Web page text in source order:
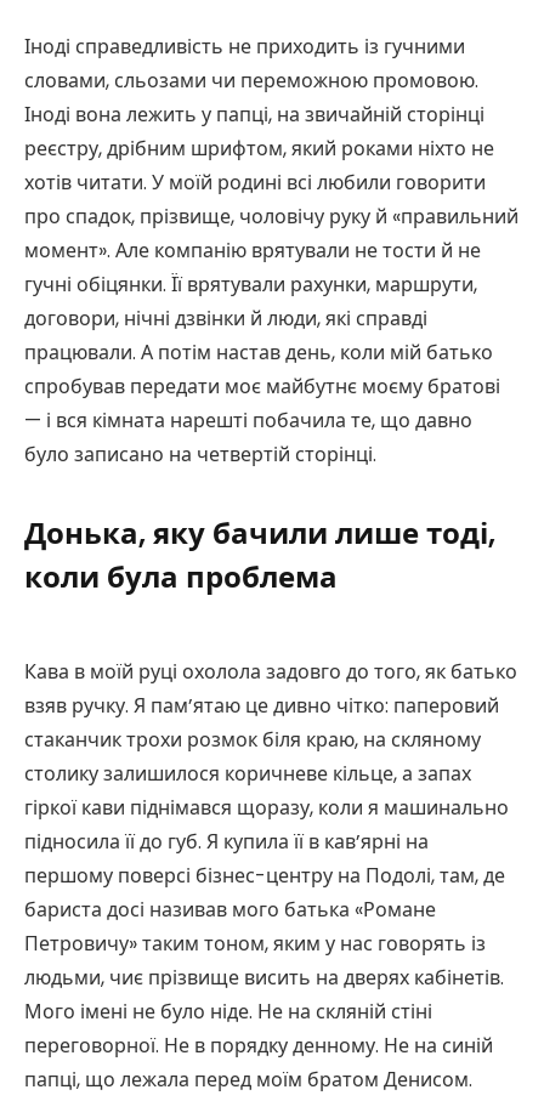
Іноді справедливість не приходить із гучними
словами, сльозами чи переможною промовою.
Іноді вона лежить у папці, на звичайній сторінці
реєстру, дрібним шрифтом, який роками ніхто не
хотів читати. У моїй родині всі любили говорити
про спадок, прізвище, чоловічу руку й «правильний
момент». Але компанію врятували не тости й не
гучні обіцянки. Її врятували рахунки, маршрути,
договори, нічні дзвінки й люди, які справді
працювали. А потім настав день, коли мій батько
спробував передати моє майбутнє моєму братові
— і вся кімната нарешті побачила те, що давно
було записано на четвертій сторінці.
Донька, яку бачили лише тоді,
коли була проблема
Кава в моїй руці охолола задовго до того, як батько
взяв ручку. Я пам’ятаю це дивно чітко: паперовий
стаканчик трохи розмок біля краю, на скляному
столику залишилося коричневе кільце, а запах
гіркої кави піднімався щоразу, коли я машинально
підносила її до губ. Я купила її в кав’ярні на
першому поверсі бізнес-центру на Подолі, там, де
бариста досі називав мого батька «Романе
Петровичу» таким тоном, яким у нас говорять із
людьми, чиє прізвище висить на дверях кабінетів.
Мого імені не було ніде. Не на скляній стіні
переговорної. Не в порядку денному. Не на синій
папці, що лежала перед моїм братом Денисом.